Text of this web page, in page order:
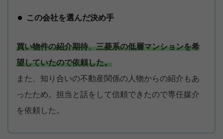
この会社を選んだ決め手
買い物件の紹介期待、三菱系の低層マンションを希
望していたので依頼した。
また、知り合いの不動産関係の人物からの紹介もあ
ったため。担当と話をして信頼できたので専任媒介
を依頼した。